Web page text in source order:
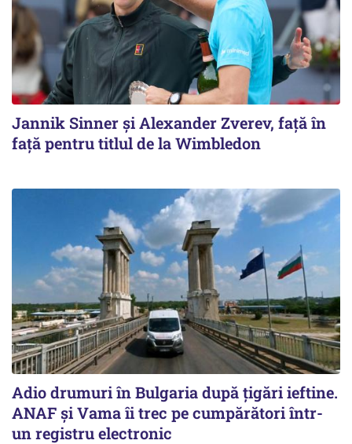
Jannik Sinner și Alexander Zverev, față în
față pentru titlul de la Wimbledon
Adio drumuri în Bulgaria după țigări ieftine.
ANAF și Vama îi trec pe cumpărători într-
un registru electronic